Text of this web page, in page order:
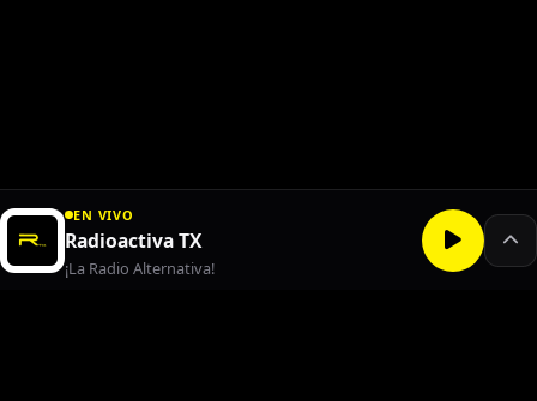
EN VIVO
Radioactiva TX
¡La Radio Alternativa!